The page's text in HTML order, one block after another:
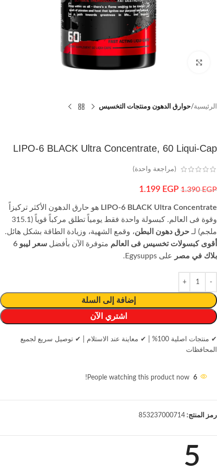
اضغط للتكبير
الرئيسية حوارق الدهون ومنتجات التخسيس
LIPO-6 BLACK Ultra Concentrate, 60 Liqui-Cap
(مراجعة واحدة)
1.390EGP
1.199 EGP
LIPO-6 BLACK Ultra Concentrate هو حارق الدهون الأكثر تركيزاً
وقوة فى العالم. كبسولة واحدة فقط يومياً تطلق مركباً قوياً (315.1
ملجم) لـحرق دهون البطن، وقمع الشهية، وزيادة الطاقة بشكل هائل.
أقوى كبسولات تخسيس فى العالم متوفرة الآن بأفضل
سعر ليبو 6
بلاك في مصر
على Egysupps.
إضافة إلى السلة
اشتري الآن
✔ منتجات اصلية 100% ✔ معاينة عند الاستلام
✔ توصيل سريع لجميع
المحافظات
6
People watching this product now!
رمز المنتج: 853237000714
5